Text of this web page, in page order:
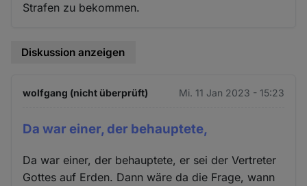
Strafen zu bekommen.
Diskussion anzeigen
wolfgang (nicht überprüft) Mi. 11 Jan 2023 - 15:23
Da war einer, der behauptete,
Da war einer, der behauptete, er sei der Vertreter
Gottes auf Erden. Dann wäre da die Frage, wann